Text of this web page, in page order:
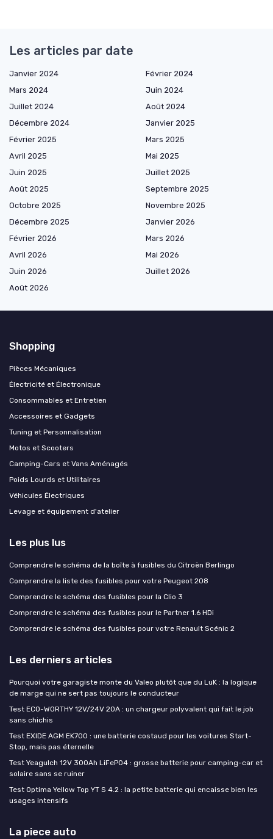
Les articles par date
Janvier 2024
Février 2024
Mars 2024
Juin 2024
Juillet 2024
Août 2024
Décembre 2024
Janvier 2025
Février 2025
Mars 2025
Avril 2025
Mai 2025
Juin 2025
Juillet 2025
Août 2025
Septembre 2025
Octobre 2025
Novembre 2025
Décembre 2025
Janvier 2026
Février 2026
Mars 2026
Avril 2026
Mai 2026
Juin 2026
Juillet 2026
Août 2026
Shopping
Pièces Mécaniques
Électricité et Électronique
Consommables et Entretien
Accessoires et Gadgets
Tuning et Personnalisation
Motos et Scooters
Camping-Cars et Vans Aménagés
Poids Lourds et Utilitaires
Véhicules Électriques
Levage et équipement d'atelier
Les plus lus
Comprendre le schéma de la boîte à fusibles du Citroën Berlingo
Comprendre la liste des fusibles pour votre Peugeot 208
Comprendre le schéma des fusibles pour la Clio 3
Comprendre le schéma des fusibles pour le Partner 1.6 HDi
Comprendre le schéma des fusibles pour votre Renault Scénic 2
Les derniers articles
Pourquoi votre garagiste monte du Valeo plutôt que du LuK : la logique
de marge qui ne sert pas toujours le conducteur
Test ECO-WORTHY 12V/24V 20A : un chargeur polyvalent qui fait le job
sans chichis
Test EXIDE AGM EK700 : une batterie costaud pour les voitures Start-
Stop, mais pas éternelle
Test Yeagulch 12V 300Ah LiFePO4 : grosse batterie pour camping-car et
solaire sans se ruiner
Test Optima Yellow Top YT S 4.2 : la petite batterie qui encaisse bien les
usages intensifs
La piece auto